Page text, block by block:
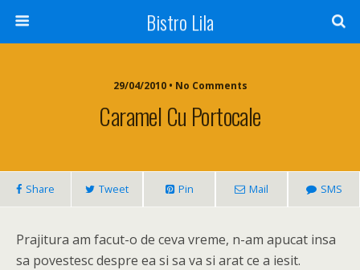
Bistro Lila
29/04/2010 • No Comments
Caramel Cu Portocale
Share Tweet Pin Mail SMS
Prajitura am facut-o de ceva vreme, n-am apucat insa
sa povestesc despre ea si sa va si arat ce a iesit.